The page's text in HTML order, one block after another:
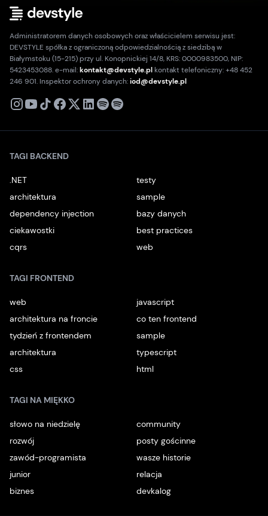
Administratorem danych osobowych oraz właścicielem serwisu jest:
DEVSTYLE spółka z ograniczoną odpowiedzialnością z siedzibą w
Białymstoku (15-215) przy ul. Konopnickiej 14/8, KRS: 0000983500, NIP:
5423453088. e-mail:kontakt@devstyle.plkontakt telefoniczny: +48 452
246 901. Inspektor ochrony danych:iod@devstyle.pl
X
TAGI BACKEND
.NET
testy
architektura
sample
dependency injection
bazy danych
ciekawostki
best practices
cqrs
web
TAGI FRONTEND
web
javascript
architektura na froncie
co ten frontend
tydzień z frontendem
sample
architektura
typescript
css
html
TAGI NA MIĘKKO
słowo na niedzielę
community
rozwój
posty gościnne
zawód-programista
wasze historie
junior
relacja
biznes
devkalog